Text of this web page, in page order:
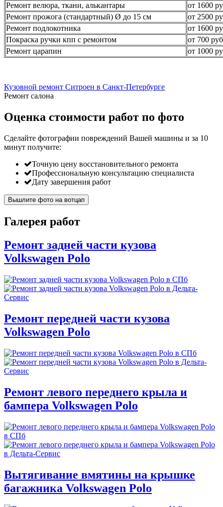
Ремонт велюра, ткани, алькантары
от 1600
Ремонт прожога (стандартный) Ø до 15 см
от 2500
Ремонт подлокотника
от 1600
Покраска ручки кпп с ремонтом
от 700
Ремонт царапин
от 1000
Кузовной ремонт Ситроен в Санкт-Петербурге
Ремонт салона
Оценка стоимости работ по фото
Сделайте фотографии повреждений Вашей машины и за 10
минут получите:
Точную цену восстановительного ремонта
Профессиональную консультацию специалиста
Дату завершения работ
Вышлите фото на вотцап
Галерея работ
Ремонт задней части кузова
Volkswagen Polo
Ремонт передней части кузова
Volkswagen Polo
Ремонт левого переднего крыла и
бампера Volkswagen Polo
Вытягивание вмятины на крышке
багажника Volkswagen Polo